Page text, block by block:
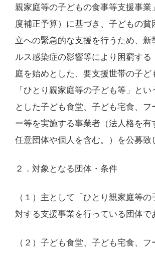
親家庭等の子どもの食事等支援事業
度補正予算）に基づき、子どもの貧
立への緊急的な支援を行うため、新
ルス感染症の影響等により困窮す
庭を始めとした、要支援世帯の子ど
「ひとり親家庭等の子ども等」と
とした子ども食堂、子ども宅食、フ
ー等を実施する事業者（法人格を有
任意団体や個人を含む。）を公募
２．対象となる団体・条件
（１）主として「ひとり親家庭等
対する支援事業を行っている団体で
（２）子ども食堂、子ども宅食、フ